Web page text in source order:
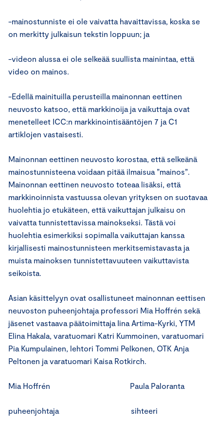
-mainostunniste ei ole vaivatta havaittavissa, koska se
on merkitty julkaisun tekstin loppuun; ja
-videon alussa ei ole selkeää suullista mainintaa, että
video on mainos.
-Edellä mainituilla perusteilla mainonnan eettinen
neuvosto katsoo, että markkinoija ja vaikuttaja ovat
menetelleet ICC:n markkinointisääntöjen 7 ja C1
artiklojen vastaisesti.
Mainonnan eettinen neuvosto korostaa, että selkeänä
mainostunnisteena voidaan pitää ilmaisua ”mainos”.
Mainonnan eettinen neuvosto toteaa lisäksi, että
markkinoinnista vastuussa olevan yrityksen on suotavaa
huolehtia jo etukäteen, että vaikuttajan julkaisu on
vaivatta tunnistettavissa mainokseksi. Tästä voi
huolehtia esimerkiksi sopimalla vaikuttajan kanssa
kirjallisesti mainostunnisteen merkitsemistavasta ja
muista mainoksen tunnistettavuuteen vaikuttavista
seikoista.
Asian käsittelyyn ovat osallistuneet mainonnan eettisen
neuvoston puheenjohtaja professori Mia Hoffrén sekä
jäsenet vastaava päätoimittaja Iina Artima-Kyrki, YTM
Elina Hakala, varatuomari Katri Kummoinen, varatuomari
Pia Kumpulainen, lehtori Tommi Pelkonen, OTK Anja
Peltonen ja varatuomari Kaisa Rotkirch.
Mia Hoffrén Paula Paloranta
puheenjohtaja sihteeri